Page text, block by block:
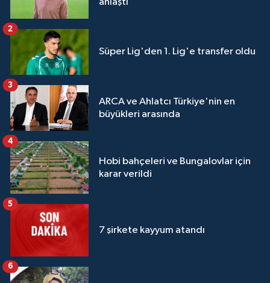
Süper Lig'den 1. Lig'e transfer oldu
2
ARCA ve Ahlatcı Türkiye'nin en
büyükleri arasında
3
Hobi bahçeleri ve Bungalovlar için
karar verildi
4
7 şirkete kayyum atandı
5
6